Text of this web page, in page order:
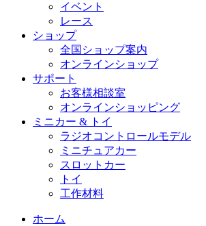
イベント
レース
ショップ
全国ショップ案内
オンラインショップ
サポート
お客様相談室
オンラインショッピング
ミニカー & トイ
ラジオコントロールモデル
ミニチュアカー
スロットカー
トイ
工作材料
ホーム